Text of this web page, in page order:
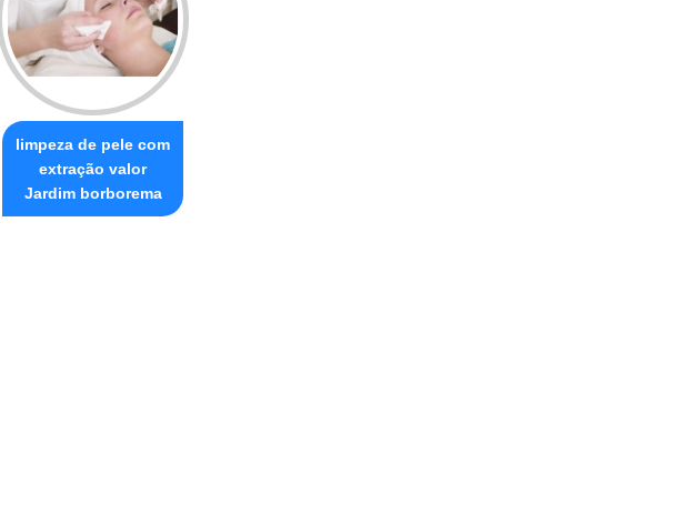
limpeza de pele com
extração valor
Jardim borborema